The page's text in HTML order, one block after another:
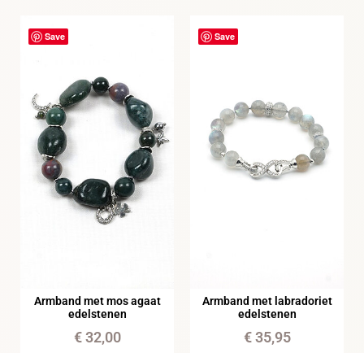
Save
Armband met mos agaat
edelstenen
€32,00
Save
Armband met labradoriet
edelstenen
€35,95